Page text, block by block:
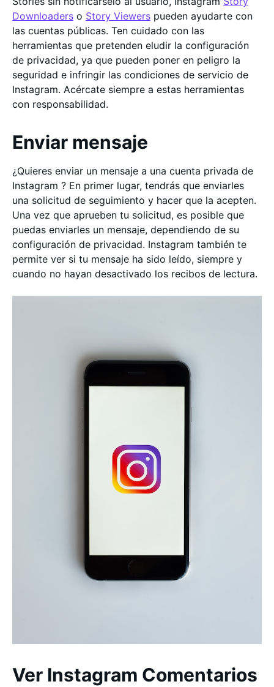
Downloaders o Story Viewers pueden ayudarte con
las cuentas públicas. Ten cuidado con las
herramientas que pretenden eludir la configuración
de privacidad, ya que pueden poner en peligro la
seguridad e infringir las condiciones de servicio de
Instagram. Acércate siempre a estas herramientas
con responsabilidad.
Enviar mensaje
¿Quieres enviar un mensaje a una cuenta privada de
Instagram ? En primer lugar, tendrás que enviarles
una solicitud de seguimiento y hacer que la acepten.
Una vez que aprueben tu solicitud, es posible que
puedas enviarles un mensaje, dependiendo de su
configuración de privacidad. Instagram también te
permite ver si tu mensaje ha sido leído, siempre y
cuando no hayan desactivado los recibos de lectura.
Ver Instagram Comentarios